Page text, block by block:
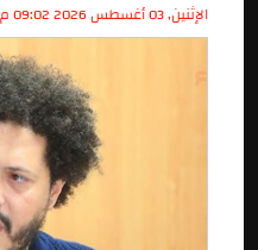
الإثنين, 03 أغسطس 2026 09:02 م